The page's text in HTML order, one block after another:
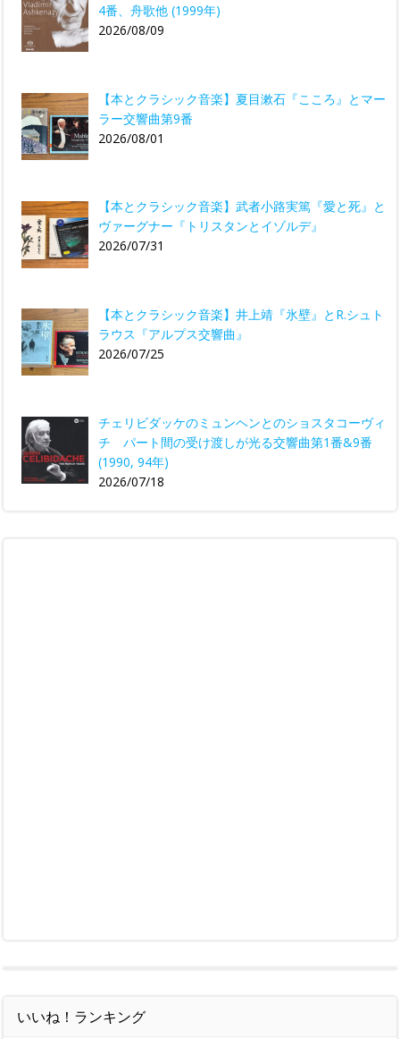
4番、舟歌他 (1999年)
2026/08/09
【本とクラシック音楽】夏目漱石『こころ』とマー
ラー交響曲第9番
2026/08/01
【本とクラシック音楽】武者小路実篤『愛と死』と
ヴァーグナー『トリスタンとイゾルデ』
2026/07/31
【本とクラシック音楽】井上靖『氷壁』とR.シュト
ラウス『アルプス交響曲』
2026/07/25
チェリビダッケのミュンヘンとのショスタコーヴィ
チ パート間の受け渡しが光る交響曲第1番&9番
(1990, 94年)
2026/07/18
いいね！ランキング